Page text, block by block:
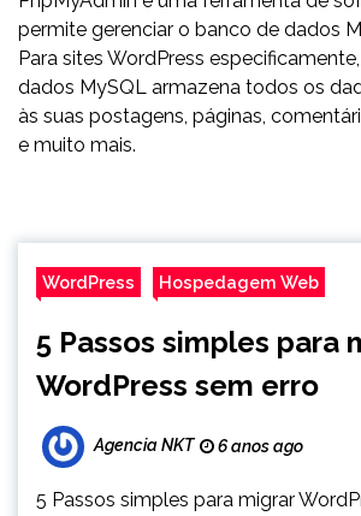
permite gerenciar o banco de dados
Para sites WordPress
dados MySQL armazena todos os
às suas postagens, páginas,
e muito mais.
WordPress Hospedagem Web
5 Passos simples para
WordPress sem erro
Agencia NKT 6 anos ago
5 Passos simples para migrar